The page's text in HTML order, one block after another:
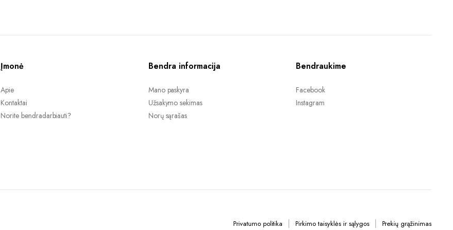
Įmonė
Apie
Kontaktai
Norite bendradarbiauti?
Bendra informacija
Mano paskyra
Užsakymo sekimas
Norų sąrašas
Bendraukime
Facebook
Instagram
Privatumo politika Pirkimo taisyklės ir sąlygos Prekių grąžinimas​